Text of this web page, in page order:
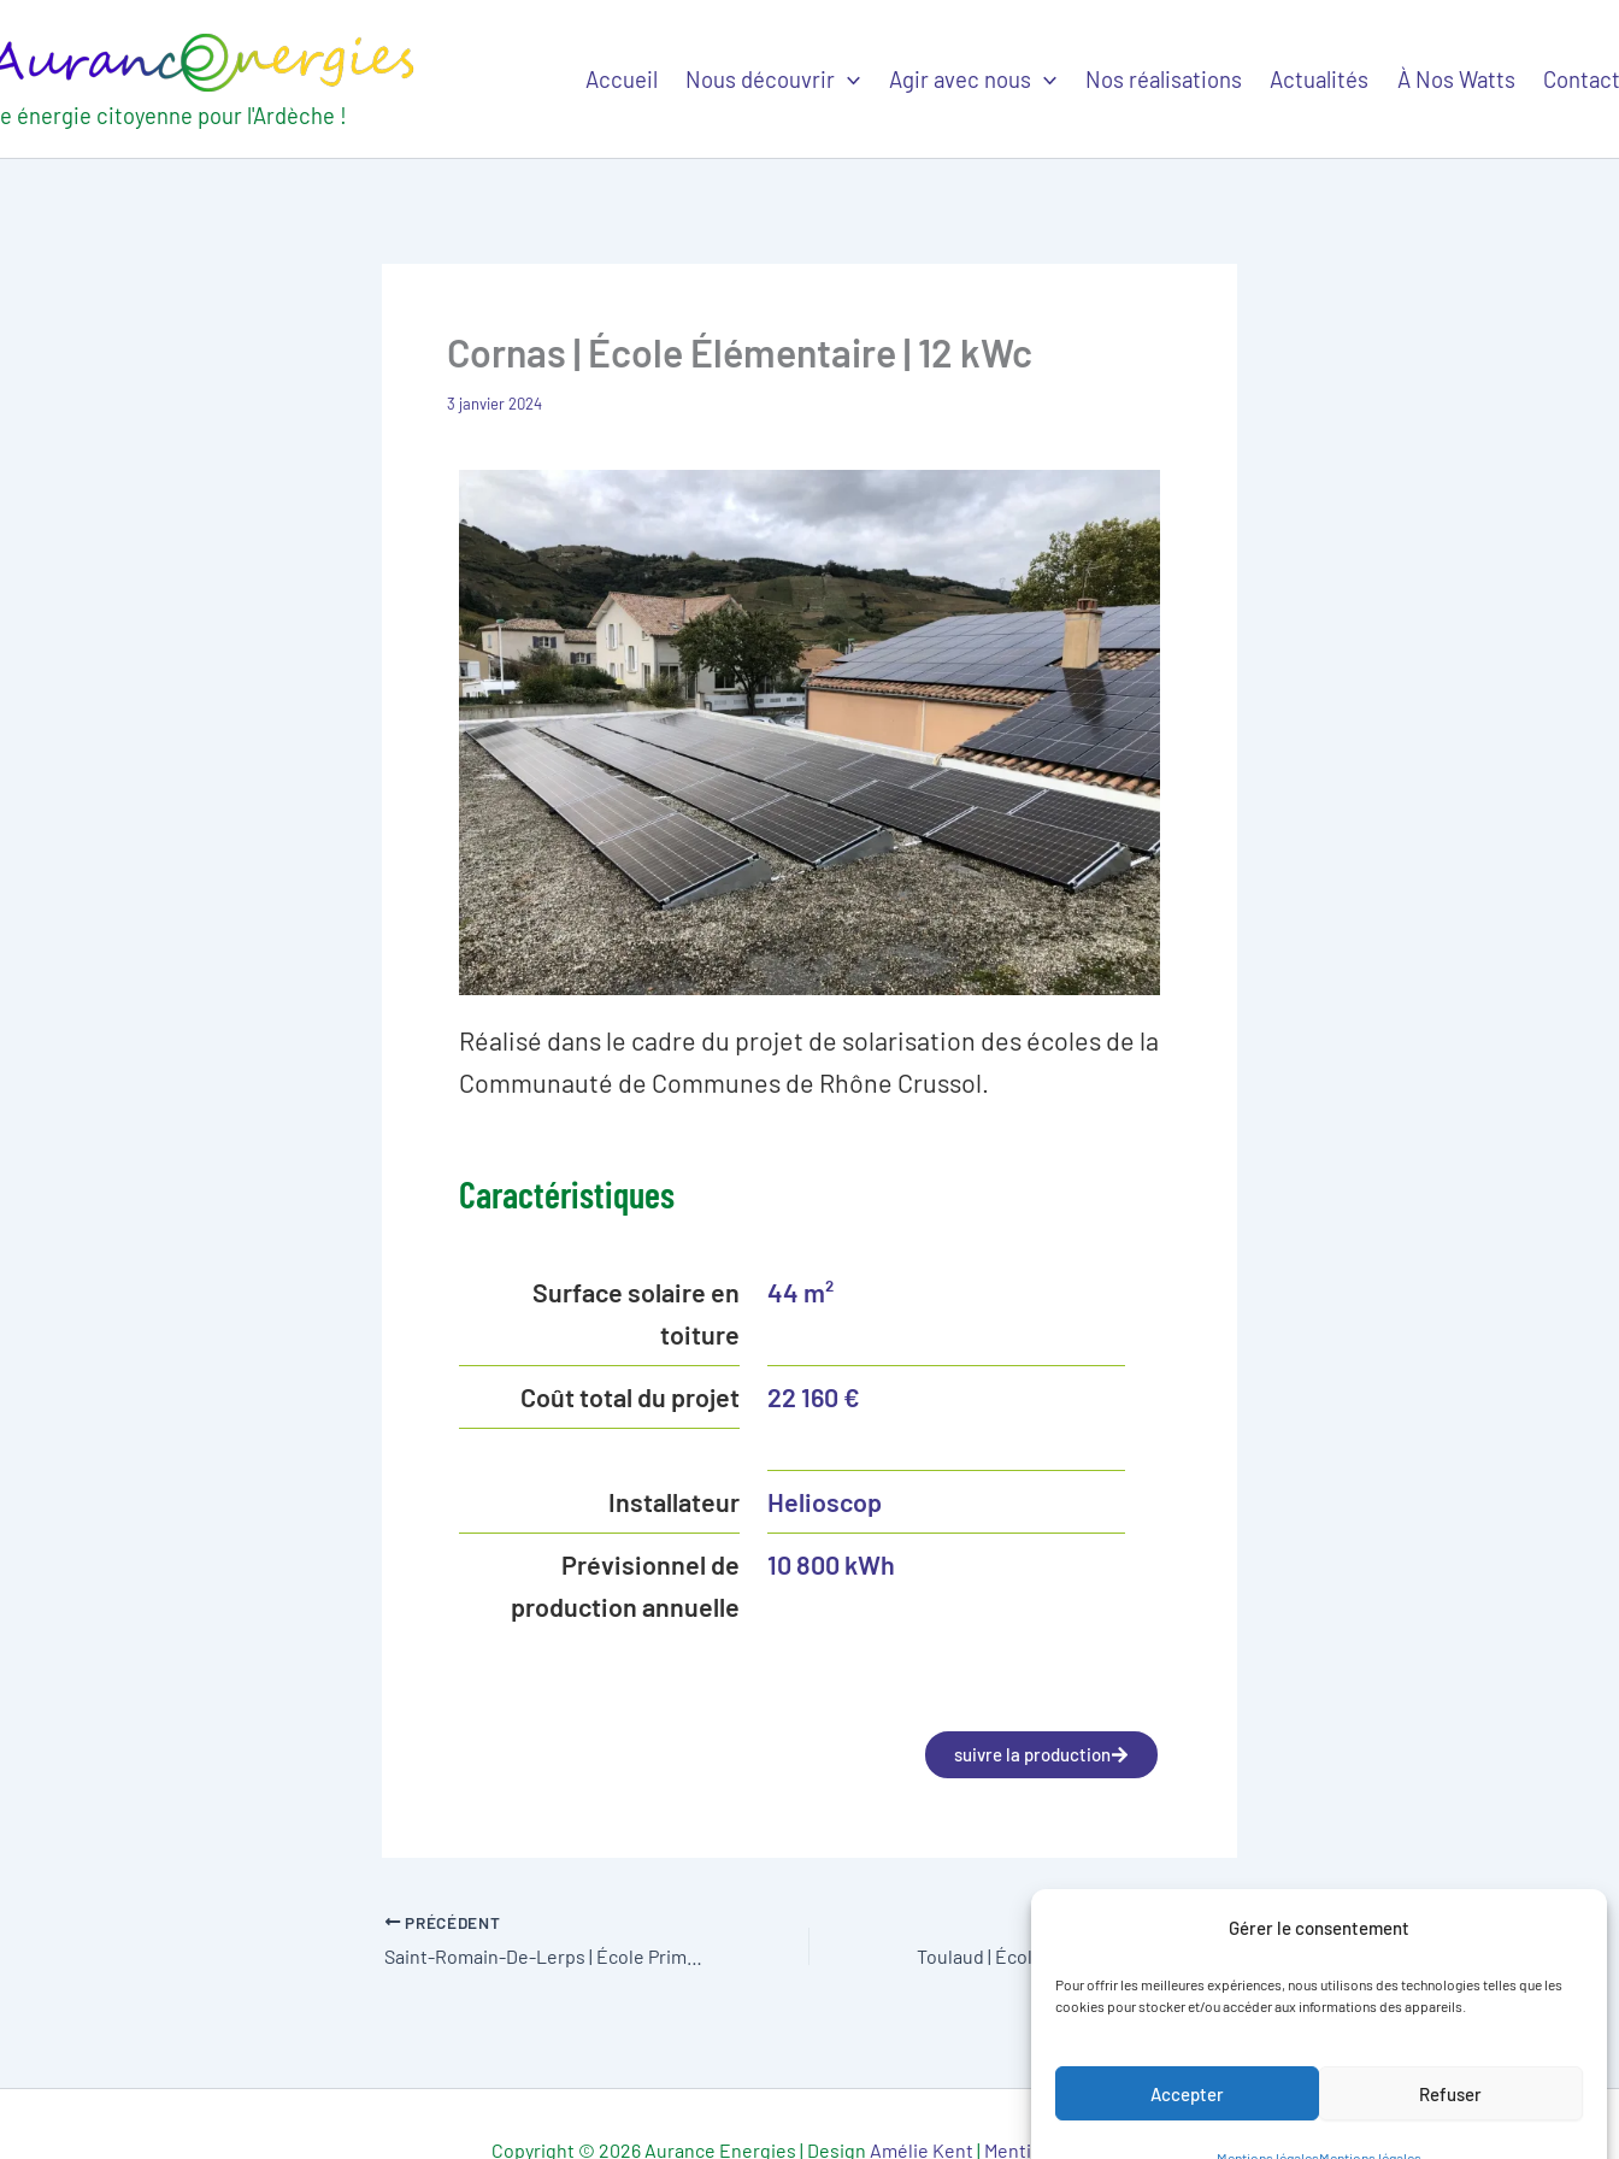
Gérer le consentement
Pour offrir les meilleures expériences, nous utilisons des technologies telles que les
cookies pour stocker et/ou accéder aux informations des appareils.
Accepter Refuser
au
contenu
énergie citoyenne pour l'Ardèche !
Accueil Nous découvrir Agir avec nous Nos réalisations Actualités À Nos Watts
Cornas | École Élémentaire | 12 kWc
3 janvier 2024
Réalisé dans le cadre du projet de solarisation des écoles de la
Communauté de Communes de Rhône Crussol.
Caractéristiques
Surface solaire en
toiture
44 m²
Coût total du projet 22 160 €
Installateur
Helioscop
Prévisionnel de
production annuelle
10 800 kWh
suivre la production
PRÉCÉDENT
Copyright © 2026 Aurance Energies | Design Amélie Kent | Mentions légales